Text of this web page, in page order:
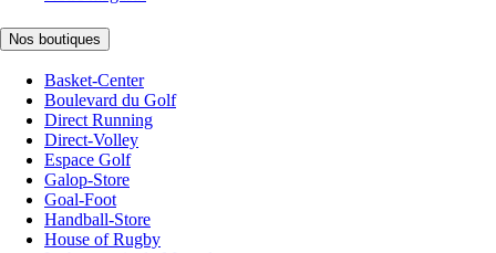
Nos boutiques
Basket-Center
Boulevard du Golf
Direct Running
Direct-Volley
Espace Golf
Galop-Store
Goal-Foot
Handball-Store
House of Rugby